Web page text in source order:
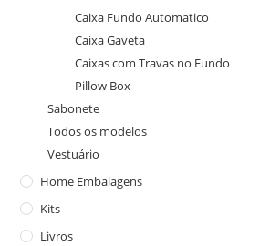
Caixa Fundo Automatico
Caixa Gaveta
Caixas com Travas no Fundo
Pillow Box
Sabonete
Todos os modelos
Vestuário
Home Embalagens
Kits
Livros